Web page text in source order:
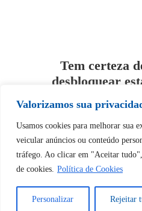
Valorizamos sua
Usamos cookies para melhorar sua
veicular anúncios ou conteúdo
tráfego. Ao clicar em "Aceitar
de cookies. Política de Cookies
Personalizar Rejeitar
Tem certeza
desbloquear
Sim